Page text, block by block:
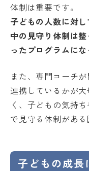
体制は重要です。
子どもの人数に対
中の見守り体制は
ったプログラムに
また、専門コーチ
連携しているかが
く、子どもの気持
で見守る体制がある
子どもの成長